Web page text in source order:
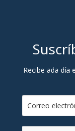
Recibe ada día